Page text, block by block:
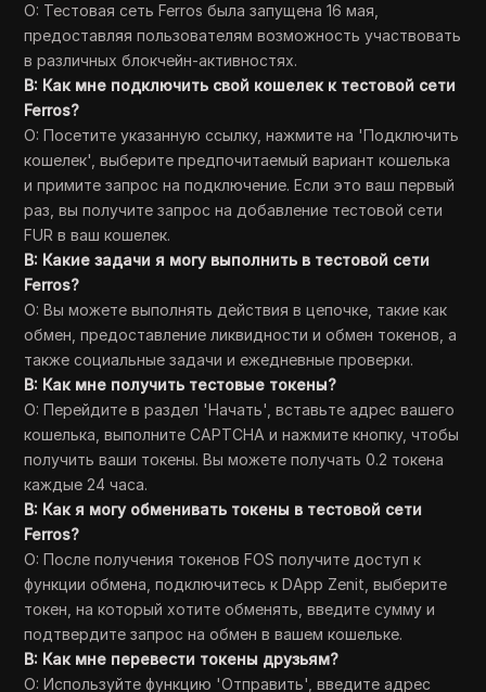
О: Тестовая сеть Ferros была запущена 16 мая,
предоставляя пользователям возможность участвовать
в различных блокчейн-активностях.
В: Как мне подключить свой кошелек к тестовой сети
Ferros?
О: Посетите указанную ссылку, нажмите на 'Подключить
кошелек', выберите предпочитаемый вариант кошелька
и примите запрос на подключение. Если это ваш первый
раз, вы получите запрос на добавление тестовой сети
FUR в ваш кошелек.
В: Какие задачи я могу выполнить в тестовой сети
Ferros?
О: Вы можете выполнять действия в цепочке, такие как
обмен, предоставление ликвидности и обмен токенов, а
также социальные задачи и ежедневные проверки.
В: Как мне получить тестовые токены?
О: Перейдите в раздел 'Начать', вставьте адрес вашего
кошелька, выполните CAPTCHA и нажмите кнопку, чтобы
получить ваши токены. Вы можете получать 0.2 токена
каждые 24 часа.
В: Как я могу обменивать токены в тестовой сети
Ferros?
О: После получения токенов FOS получите доступ к
функции обмена, подключитесь к DApp Zenit, выберите
токен, на который хотите обменять, введите сумму и
подтвердите запрос на обмен в вашем кошельке.
В: Как мне перевести токены друзьям?
О: Используйте функцию 'Отправить', введите адрес